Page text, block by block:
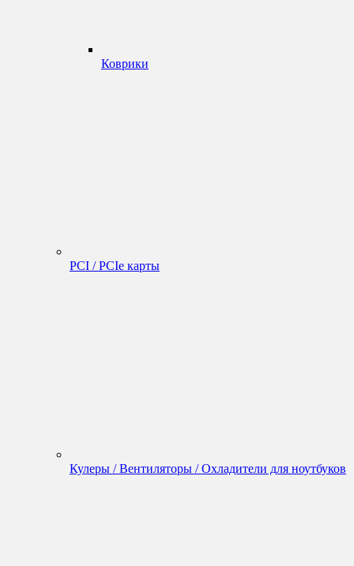
Коврики
PCI / PCIe карты
Кулеры / Вентиляторы / Охладители для ноутбуков